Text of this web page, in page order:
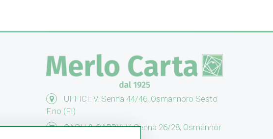
UFFICI: V. Senna 44/46, Osmannoro Sesto
F.no (FI)
CASH & CARRY: V. Senna 26/28, Osmannor